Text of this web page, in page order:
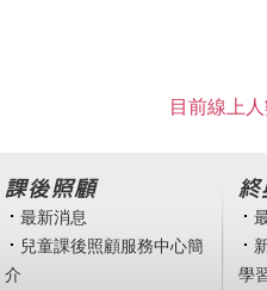
目前線上
課後照顧
最新消息
兒童課後照顧服務中心簡
介
終
學